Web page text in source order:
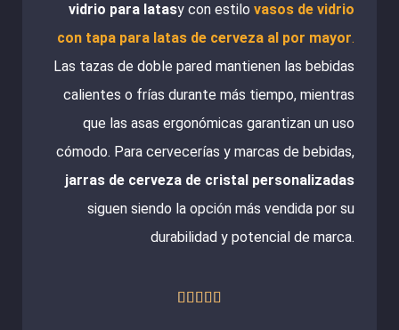
vidrio para latasy con estilo vasos de vidrio
con tapa para latas de cerveza al por mayor.
Las tazas de doble pared mantienen las bebidas
calientes o frías durante más tiempo, mientras
que las asas ergonómicas garantizan un uso
cómodo. Para cervecerías y marcas de bebidas,
jarras de cerveza de cristal personalizadas
siguen siendo la opción más vendida por su
durabilidad y potencial de marca.
    